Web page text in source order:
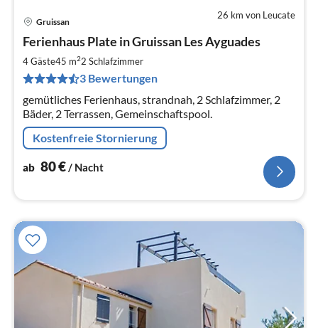
26 km von Leucate
Gruissan
Ferienhaus Plate in Gruissan Les Ayguades
4 Gäste45 m22 Schlafzimmer
3 Bewertungen
gemütliches Ferienhaus, strandnah, 2 Schlafzimmer, 2
Bäder, 2 Terrassen, Gemeinschaftspool.
Kostenfreie Stornierung
ab 80€/ Nacht